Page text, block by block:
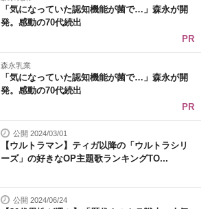
「気になっていた認知機能が菌で…」森永が開
発。感動の70代続出
PR
森永乳業
「気になっていた認知機能が菌で…」森永が開
発。感動の70代続出
PR
公開 2024/03/01
【ウルトラマン】ティガ以降の「ウルトラシリ
ーズ」の好きなOP主題歌ランキングTO...
公開 2024/06/24